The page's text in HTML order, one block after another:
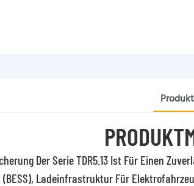
Der Serie TDR5.13 Ist Für Einen
Ladeinfrastruktur Für